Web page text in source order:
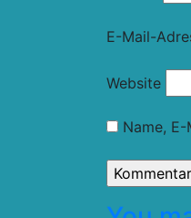
E-Mail-
Website
Name,